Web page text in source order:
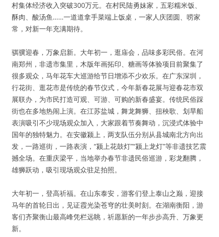
村集体经济收入突破300万元。在村民陆勇妹家，五彩糯米饭、
酥肉、酸汤鱼……一道道拿手菜端上饭桌，一家人庆团圆、唠家
常，对新一年充满期待。
骐骥迎春，万象启新。大年初一，逛庙会，品味多彩民俗。在河
南郑州，非遗市集里，木版年画拓印、糖画等体验项目前聚集了
很多观众，马年花车大巡游给节日增添不少欢乐。在广东深圳，
行花街、逛花市是传统的春节仪式，今年新春花展与迎春花市双
展联办，为市民打造可观、可游、可购的新春盛宴。传统民俗踩
街也在多地热闹上演。在江苏盐城，舞龙舞狮、扭秧歌、划旱船
表演吸引不少现场观众加入，大家跟着节奏舞动，沉浸式体验中
国年的独特魅力。在安徽颍上，两支队伍分别从县城南北方向出
发，一路巡街，一路表演，“颍上花鼓灯”“颍上龙灯”等非遗技艺震
撼全场。在重庆梁平，当地举办春节非遗民俗巡游，彩龙翻腾，
雄狮跃动，吸引现场观众驻足拍照。
大年初一，登高祈福。在山东泰安，游客们登上泰山之巅，迎接
马年的首轮日出，见证霞光染苍穹的壮美时刻。在湖南衡阳，游
客们齐聚衡山最高峰凭栏远眺，祈愿新的一年步步高升、万象更
新。